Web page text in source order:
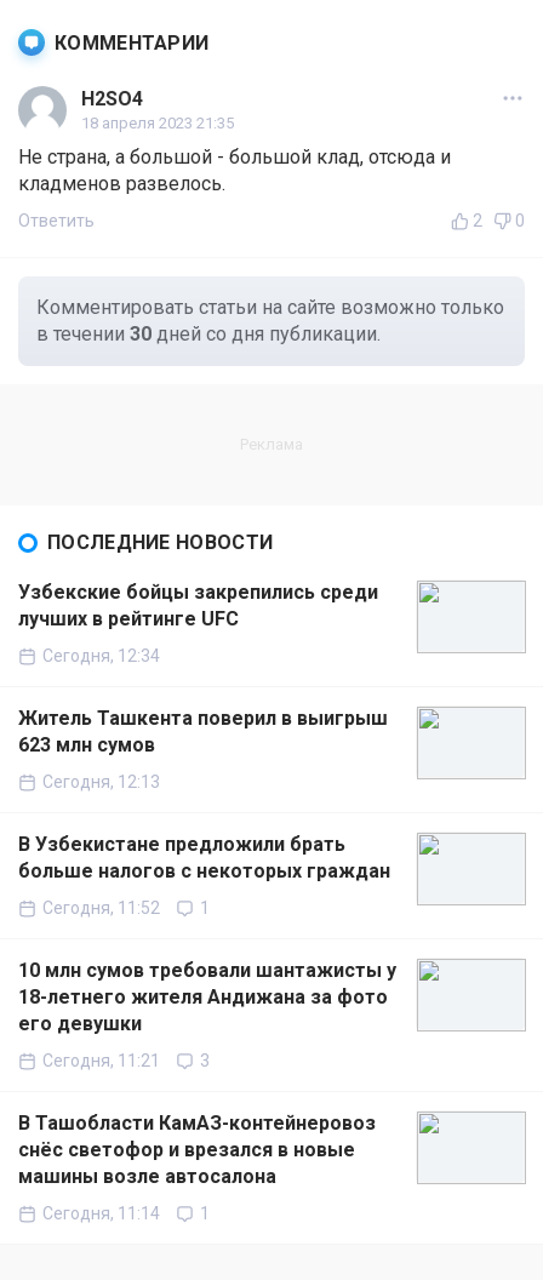
КОММЕНТАРИИ
H2SO4
18 апреля 2023 21:35
Не страна, а большой - большой клад, отсюда и
кладменов развелось.
Ответить 2 0
Комментировать статьи на сайте возможно только
в течении 30 дней со дня публикации.
ПОСЛЕДНИЕ НОВОСТИ
Узбекские бойцы закрепились среди
лучших в рейтинге UFC
Сегодня, 12:34
Житель Ташкента поверил в выигрыш
623 млн сумов
Сегодня, 12:13
В Узбекистане предложили брать
больше налогов с некоторых граждан
Сегодня, 11:52 1
10 млн сумов требовали шантажисты у
18-летнего жителя Андижана за фото
его девушки
Сегодня, 11:21 3
В Ташобласти КамАЗ-контейнеровоз
снёс светофор и врезался в новые
машины возле автосалона
Сегодня, 11:14 1